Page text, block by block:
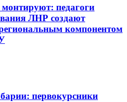
педагоги
ЛНР создают
компонентом
первокурсники